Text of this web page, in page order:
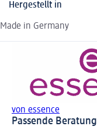
Hergestellt in
Made in Germany
von essence
Passende Beratung